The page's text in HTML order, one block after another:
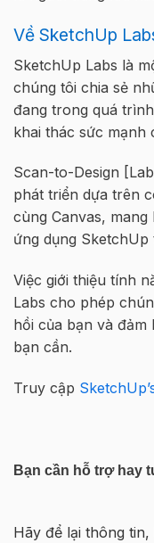
Về SketchUp
SketchUp Labs là
chúng tôi chia sẻ
đang trong quá
khai thác sức mạnh
Scan-to-Design
phát triển dựa trên
cùng Canvas,
ứng dụng SketchUp
Việc giới thiệu tính
Labs cho phép
hồi của bạn và đảm
bạn cần.
Truy cập
Bạn cần hỗ trợ hay
Hãy để lại thông